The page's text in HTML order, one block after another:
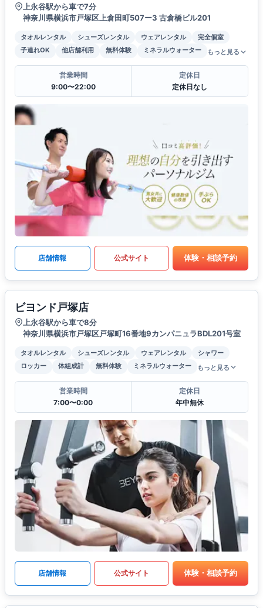
上永谷駅から車で7分
神奈川県横浜市戸塚区上倉田町507ー3 古倉橋ビル201
タオルレンタル シューズレンタル ウェアレンタル
完全個室
子連れOK
他店舗利用 無料体験 ミネラルウォーター もっと見る
営業時間
9:00〜22:00
定休日
定休日なし
店舗情報 公式サイト 体験・相談予約
ビヨンド戸塚店
上永谷駅から車で8分
神奈川県横浜市戸塚区戸塚町16番地9カンパニュラBDL201号室
タオルレンタル シューズレンタル ウェアレンタル
シャワー
ロッカー
体組成計 無料体験 ミネラルウォーター もっと見る
営業時間
7:00〜0:00
定休日
年中無休
店舗情報 公式サイト 体験・相談予約